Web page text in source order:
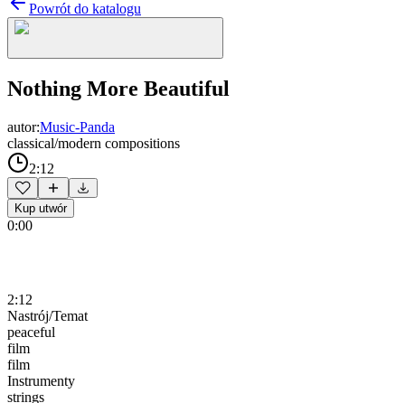
Powrót do katalogu
Nothing More Beautiful
autor:Music-Panda
classical/modern compositions
2:12
Kup utwór
0:00
2:12
Nastrój/Temat
peaceful
film
film
Instrumenty
strings